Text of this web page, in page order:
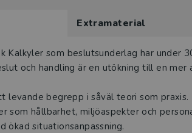
Extramaterial
Kalkyler som beslutsunderlag har under
och handling är en utökning till en
levande begrepp i såväl teori som
som hållbarhet, miljöaspekter och
ökad situationsanpassning.